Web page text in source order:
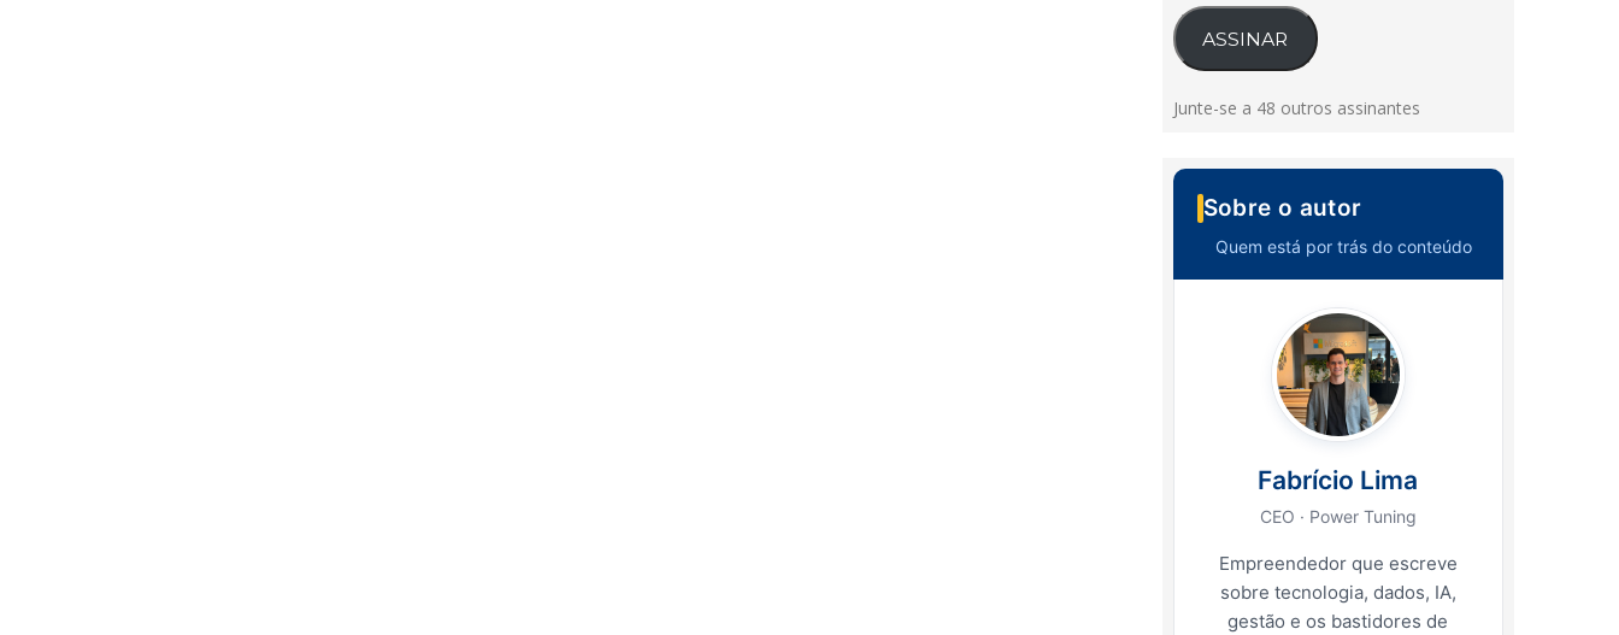
mail
ASSINAR
Junte-se a 48 outros assinantes
Sobre o autor
Quem está por trás do conteúdo
Fabrício Lima
CEO · Power Tuning
Empreendedor que escreve
sobre tecnologia, dados, IA,
gestão e os bastidores de